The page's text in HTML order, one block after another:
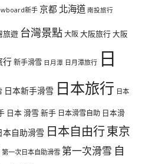
新手 京都 北海道 南投旅行
旅遊 台灣景點大阪大阪旅行大阪
行新手滑雪 日月潭 日月潭旅行 日
日本新手滑雪 日本旅行 日本
日本 滑雪 新手 日本滑雪自助 日本滑
本自助滑雪 日本自由行東京
第一次日本自助滑雪 第一次滑雪 自